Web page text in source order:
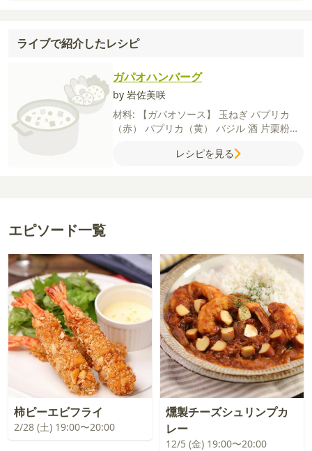
ライブで紹介したレシピ
ガパオハンバーグ
by 岩佐美咲
材料:
【ガパオソース】 玉ねぎ パプリカ
（赤） パプリカ（黄） バジル 酒 片栗粉
【ハンバーグ】牛豚合いびき肉
レシピを見る
エピソード一覧
柿ピーエビフライ
2/28 (土) 19:00〜20:00
燻製チーズシュリンプカ
レー
12/5 (金) 19:00〜20:00